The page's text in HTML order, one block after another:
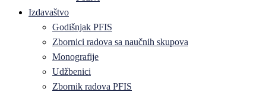
Izdavaštvo
Godišnjak PFIS
Zbornici radova sa naučnih skupova
Monografije
Udžbenici
Zbornik radova PFIS